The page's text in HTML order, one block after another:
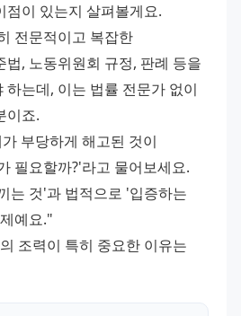
점이 있는지 살펴볼게요.
전문적이고 복잡한
법, 노동위원회 규정, 판례 등을
하는데, 이는 법률 전문가 없이
이죠.
부당하게 해고된 것이
필요할까?'라고 물어보세요.
는 것'과 법적으로 '입증하는
예요."
조력이 특히 중요한 이유는